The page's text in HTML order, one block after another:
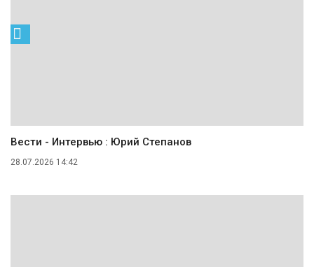
Вести - Интервью : Юрий Степанов
28.07.2026 14:42